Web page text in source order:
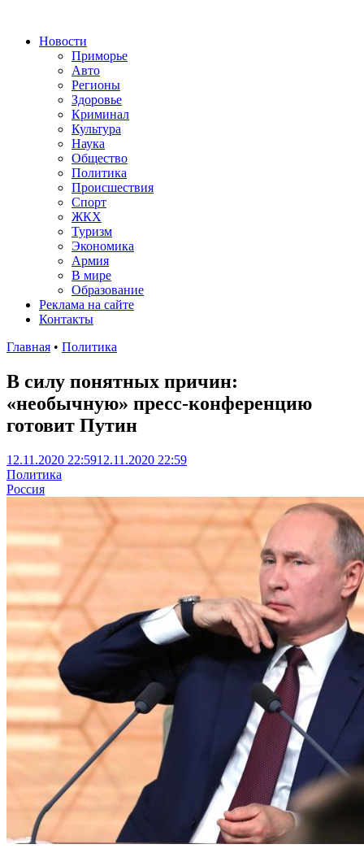
Новости
Приморье
Авто
Регионы
Здоровье
Криминал
Культура
Наука
Общество
Политика
Происшествия
Спорт
ЖКХ
Туризм
Экономика
Армия
В мире
Образование
Реклама на сайте
Контакты
Главная • Политика
В силу понятных причин:
«необычную» пресс-конференцию
готовит Путин
12.11.2020 22:5912.11.2020 22:59
Политика
Россия